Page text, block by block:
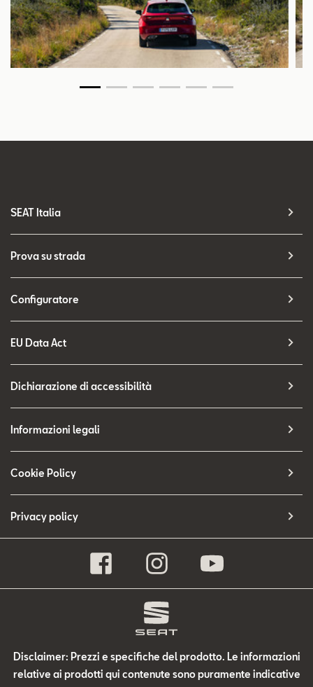
SEAT Italia
Prova su strada
Configuratore
EU Data Act
Dichiarazione di accessibilità
Informazioni legali
Cookie Policy
Privacy policy
Disclaimer: Prezzi e specifiche del prodotto. Le informazioni
relative ai prodotti qui contenute sono puramente indicative